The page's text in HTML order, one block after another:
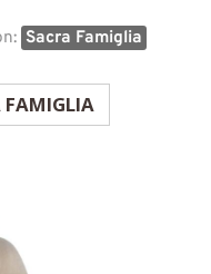
Sacra Famiglia
FAMIGLIA